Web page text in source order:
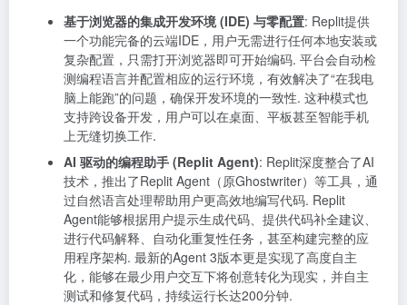
基于浏览器的集成开发环境 (IDE) 与零配置: Replit提供
一个功能完备的云端IDE，用户无需进行任何本地安装或
复杂配置，只需打开浏览器即可开始编码. 平台会自动检
测编程语言并配置相应的运行环境，有效解决了“在我电
脑上能跑”的问题，确保开发环境的一致性. 这种模式也
支持跨设备开发，用户可以在桌面、平板甚至智能手机
上无缝切换工作.
AI 驱动的编程助手 (Replit Agent): Replit深度整合了AI
技术，推出了Replit Agent（原Ghostwriter）等工具，通
过自然语言处理帮助用户更高效地编写代码. Replit
Agent能够根据用户提示生成代码、提供代码补全建议、
进行代码解释、自动化重复性任务，甚至构建完整的应
用程序架构. 最新的Agent 3版本更是实现了高度自主
化，能够在最少用户交互下将创意转化为现实，并自主
测试和修复代码，持续运行长达200分钟.